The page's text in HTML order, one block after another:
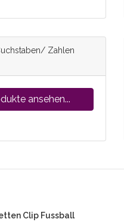
Zahlen
ansehen...
Clip Fussball